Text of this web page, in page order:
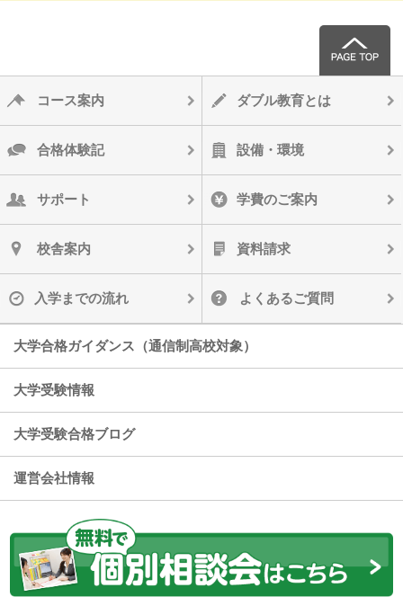
コース案内 ダブル教育とは
合格体験記 設備・環境
サポート 学費のご案内
校舎案内 資料請求
入学までの流れ よくあるご質問
大学合格ガイダンス（通信制高校対象）
大学受験情報
大学受験合格ブログ
運営会社情報